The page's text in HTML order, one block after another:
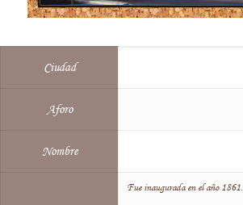
Ciudad
Aforo
Nombre
Fue inaugurada en el año 1861.